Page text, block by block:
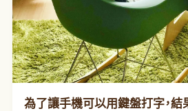
為了讓手機可以用鍵盤打字，結